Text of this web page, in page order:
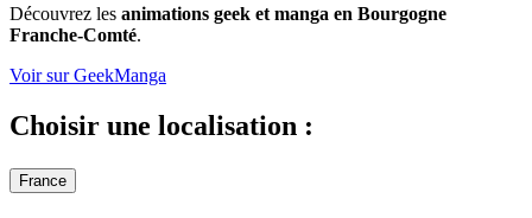
Découvrez les animations geek et manga en Bourgogne
Franche-Comté.
Voir sur GeekManga
Choisir une localisation :
France